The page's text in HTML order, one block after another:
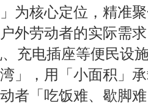
」为核心定位，精准
外劳动者的实际需
充电插座等便民设
」，用「小面积」
者「吃饭难、歇脚